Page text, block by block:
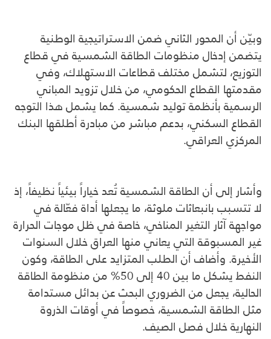
وبيّن أن المحور الثاني ضمن الاستراتيجية الوطنية
يتضمن إدخال منظومات الطاقة الشمسية في قطاع
التوزيع، لتشمل مختلف قطاعات الاستهلاك، وفي
مقدمتها القطاع الحكومي، من خلال تزويد المباني
الرسمية بأنظمة توليد شمسية. كما يشمل هذا التوجه
القطاع السكني، بدعم مباشر من مبادرة أطلقها البنك
المركزي العراقي.
وأشار إلى أن الطاقة الشمسية تُعد خياراً بيئياً نظيفاً، إذ
لا تتسبب بانبعاثات ملوثة، ما يجعلها أداة فعّالة في
مواجهة آثار التغير المناخي، خاصة في ظل موجات الحرارة
غير المسبوقة التي يعاني منها العراق خلال السنوات
الأخيرة. وأضاف أن الطلب المتزايد على الطاقة، وكون
النفط يشكل ما بين 40 إلى 50% من منظومة الطاقة
الحالية، يجعل من الضروري البحث عن بدائل مستدامة
مثل الطاقة الشمسية، خصوصاً في أوقات الذروة
النهارية خلال فصل الصيف.